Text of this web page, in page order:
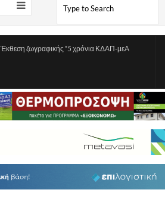
Έκθεση ζωγραφικής “5 χρόνια ΚΔΑΠ-μεΑ